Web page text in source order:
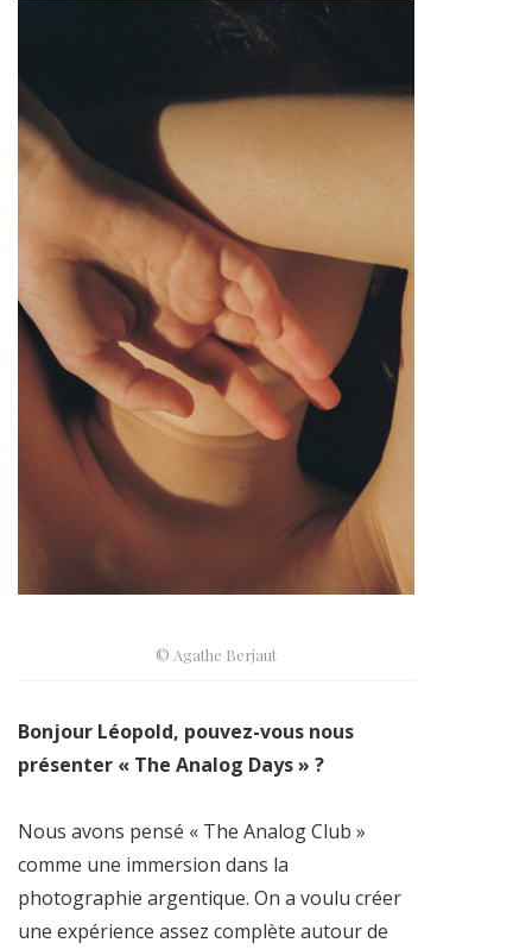
© Agathe Berjaut
Bonjour Léopold, pouvez-vous nous
présenter « The Analog Days » ?
Nous avons pensé « The Analog Club »
comme une immersion dans la
photographie argentique. On a voulu créer
une expérience assez complète autour de